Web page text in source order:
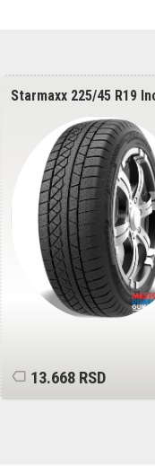
Starmaxx 225/45 R19
Winter W870
13.668 RSD